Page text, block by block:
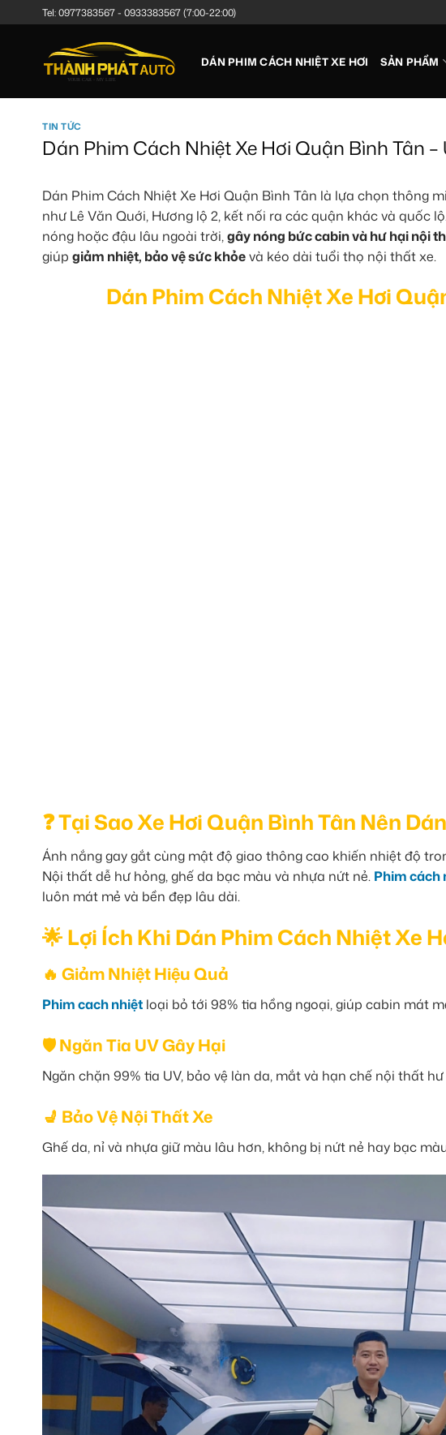
qua
Tel:0977383567- 0933383567(7:00-22:00)
DÁN PHIM CÁCH NHIỆT XE HƠI SẢN PHẨM
TIN TỨC
Dán Phim Cách Nhiệt Xe Hơi Quận Bình Tân –
Dán Phim Cách Nhiệt Xe Hơi Quận Bình Tân là lựa chọn thông
như Lê Văn Quới, Hương lộ 2, kết nối ra các quận khác và quốc
nóng hoặc đậu lâu ngoài trời,gây nóng bức cabin và hư hại nội
giúp giảm nhiệt, bảo vệ sức khỏevà kéo dài tuổi thọ nội thất xe.
Dán Phim Cách Nhiệt Xe Hơi
❓ Tại Sao Xe Hơi Quận Bình Tân Nên
Ánh nắng gay gắt cùng mật độ giao thông cao khiến nhiệt độ
Nội thất dễ hư hỏng, ghế da bạc màu và nhựa nứt nẻ. Phim cách
luôn mát mẻ và bền đẹp lâu dài.
🌟 Lợi Ích Khi Dán Phim Cách Nhiệt Xe
🔥 Giảm Nhiệt Hiệu Quả
Phim cach nhiệt loại bỏ tới 98% tia hồng ngoại, giúp cabin mát
🛡️ Ngăn Tia UV Gây Hại
Ngăn chặn 99% tia UV, bảo vệ làn da, mắt và hạn chế nội thất
💺 Bảo Vệ Nội Thất Xe
Ghế da, nỉ và nhựa giữ màu lâu hơn, không bị nứt nẻ hay bạc